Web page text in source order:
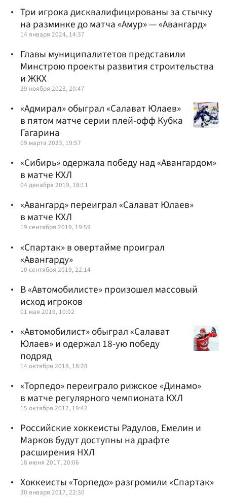
Три игрока дисквалифицированы за стычку
на разминке до матча «Амур» — «Авангард»
14 января 2024, 14:37
Главы муниципалитетов представили
Минстрою проекты развития строительства
и ЖКХ
29 ноября 2023, 20:47
«Адмирал» обыграл «Салават Юлаев»
в пятом матче серии плей-офф Кубка
Гагарина
09 марта 2023, 19:57
«Сибирь» одержала победу над «Авангардом»
в матче КХЛ
04 декабря 2019, 18:11
«Авангард» переиграл «Салават Юлаев»
в матче КХЛ
19 сентября 2019, 19:59
«Спартак» в овертайме проиграл
«Авангарду»
10 сентября 2019, 22:14
В «Автомобилисте» произошел массовый
исход игроков
01 мая 2019, 10:02
«Автомобилист» обыграл «Салават
Юлаев» и одержал 18-ую победу
подряд
14 октября 2018, 18:28
«Торпедо» переиграло рижское «Динамо»
в матче регулярного чемпионата КХЛ
15 октября 2017, 19:42
Российские хоккеисты Радулов, Емелин и
Марков будут доступны на драфте
расширения НХЛ
18 июня 2017, 20:06
Хоккеисты «Торпедо» разгромили «Спартак»
30 января 2017, 22:30